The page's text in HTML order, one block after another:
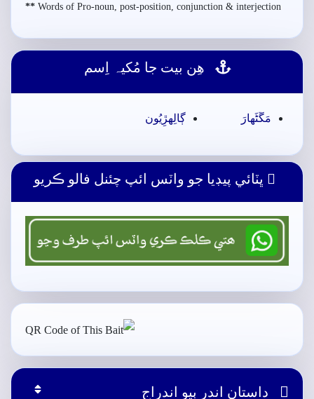
** Words of Pro-noun, post-position, conjunction & interjection
ھِن بيت جا مُکيہ اِسم
مَڱڻَھارَ ڳالِهڙِيُون
ڀٽائي پيڊيا جو واٽس ائپ چئنل فالو ڪريو
 داستان اندر ٻيو اندراج